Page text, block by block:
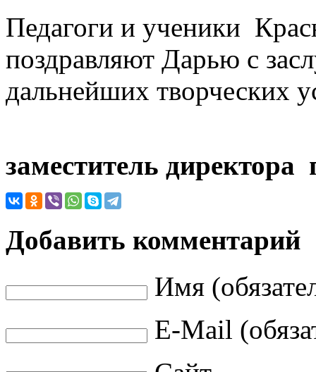
Педагоги и ученики
поздравляют Дарью с
дальнейших творческих
заместитель директора
Добавить комментарий
Имя
E-Mail